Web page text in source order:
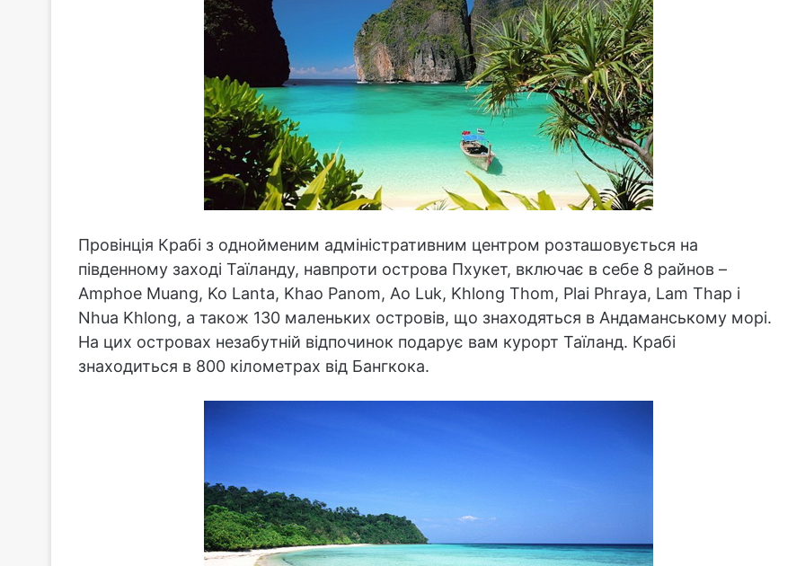
Провінція Крабі з однойменим адміністративним центром розташовується на
південному заході Таїланду, навпроти острова Пхукет, включає в себе 8 райнов –
Amphoe Muang, Ko Lanta, Khao Panom, Ao Luk, Khlong Thom, Plai Phraya, Lam Thap і
Nhua Khlong, а також 130 маленьких островів, що знаходяться в Андаманському морі.
На цих островах незабутній відпочинок подарує вам курорт Таїланд. Крабі
знаходиться в 800 кілометрах від Бангкока.